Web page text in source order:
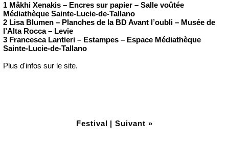
1 Mâkhi Xenakis – Encres sur papier – Salle voûtée
Médiathèque Sainte-Lucie-de-Tallano
2 Lisa Blumen – Planches de la BD Avant l’oubli – Musée de
l’Alta Rocca – Levie
3 Francesca Lantieri – Estampes – Espace Médiathèque
Sainte-Lucie-de-Tallano
Plus d'infos sur le site.
Festival | Suivant »